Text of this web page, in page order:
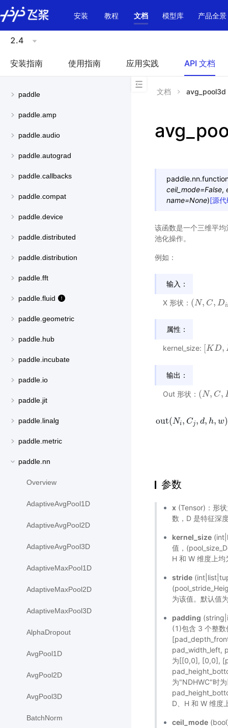
\u200E
安装
教程 文档 模型库 产品全景
2.4
安装指南 使用指南 应用实践 API 文档
paddle
paddle.amp
paddle.audio
paddle.autograd
paddle.callbacks
paddle.compat
paddle.device
paddle.distributed
paddle.distribution
paddle.fft
paddle.fluid
paddle.geometric
paddle.hub
paddle.incubate
paddle.io
paddle.jit
paddle.linalg
paddle.metric
paddle.nn
Overview
AdaptiveAvgPool1D
AdaptiveAvgPool2D
AdaptiveAvgPool3D
AdaptiveMaxPool1D
AdaptiveMaxPool2D
AdaptiveMaxPool3D
AlphaDropout
AvgPool1D
AvgPool2D
AvgPool3D
BatchNorm
文档 avg_pool3d
ceil_mode=False,
name=None)[源
该函数是一个三维平
池化操作。
例如：
输入：
X 形状： (N, C, Di
(N,C ,Din,Hi
属性：
kernel_size: [KD,
KD,KH
输出：
Out 形状： (N, C,
(N,C ,Din,
out(Ni, Cj, d, h, w)
参数
x (Tensor)：形
数，D 是特征深
kernel_size
值，
H 和 W 维度上
stride
为该值。默认值
padding
(1)包含 3 个整
pad_width_left,
为[[0,0], [0,0],
为"NDHWC"时
D、H 和 W 维度
ceil_mode